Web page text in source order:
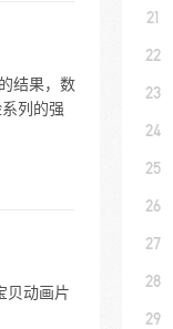
结果，数
列的强
贝动画片
21
22
23
24
25
26
27
28
29